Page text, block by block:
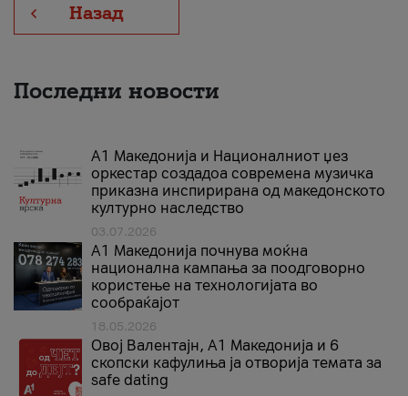
Назад
Последни новости
А1 Македонија и Националниот џез
оркестар создадоа современа музичка
приказна инспирирана од македонското
културно наследство
03.07.2026
A1 Македонија почнува моќна
национална кампања за поодговорно
користење на технологијата во
сообраќајот
18.05.2026
Овој Валентајн, A1 Македонија и 6
скопски кафулиња ја отворија темата за
safe dating